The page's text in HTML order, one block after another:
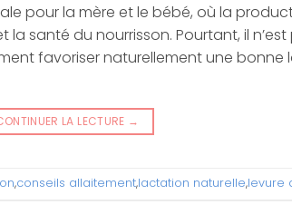
pour la mère et le bébé, où la
santé du nourrisson. Pourtant, il
favoriser naturellement une bonne
LA LECTURE →
,conseils allaitement,lactation naturelle,levure